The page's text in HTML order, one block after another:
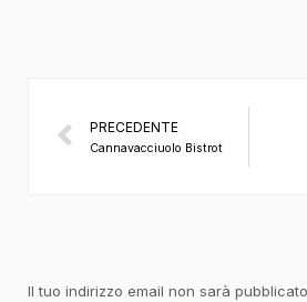
PRECEDENTE
Cannavacciuolo Bistrot
Il tuo indirizzo email non sarà